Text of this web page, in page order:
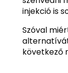
injekció is
Szóval
következő